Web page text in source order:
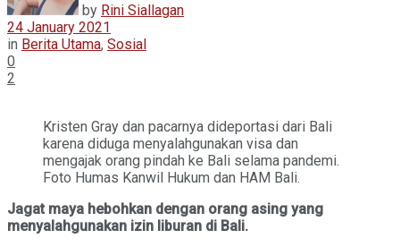
by Rini Siallagan
24 January 2021
in Berita Utama, Sosial
0
2
Kristen Gray dan pacarnya dideportasi dari Bali
karena diduga menyalahgunakan visa dan
mengajak orang pindah ke Bali selama pandemi.
Foto Humas Kanwil Hukum dan HAM Bali.
Jagat maya hebohkan dengan orang asing yang
menyalahgunakan izin liburan di Bali.